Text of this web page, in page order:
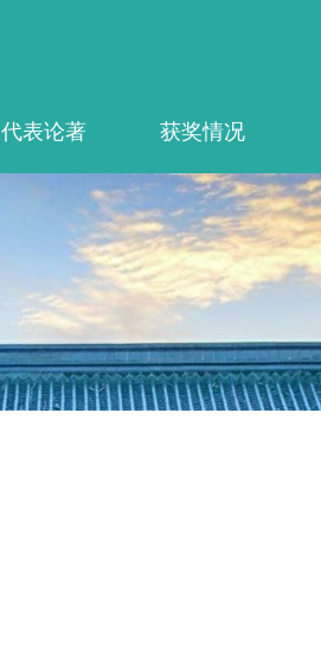
代表论著 获奖情况